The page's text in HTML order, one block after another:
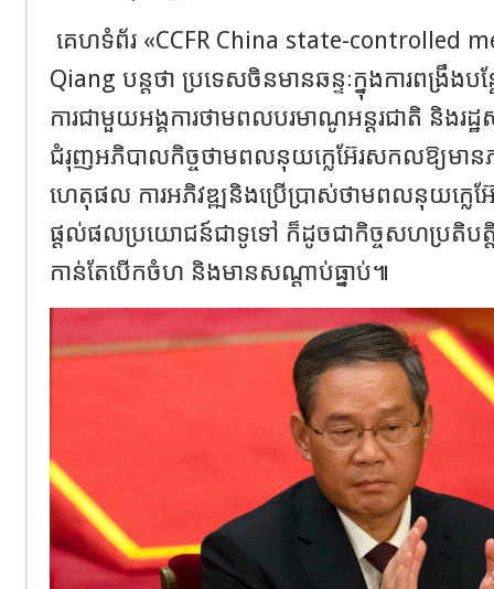
គេហទំព័រ «CCFR China state-controlled
Qiang បន្តថា ប្រទេសចិនមានឆន្ទៈក្នុងការពង្រឹង
ការជាមួយអង្គការថាមពលបរមាណូអន្តរជាតិ និងរដ្ឋ
ជំរុញអភិបាលកិច្ចថាមពលនុយក្លេអ៊ែរសកលឱ្យមា
ហេតុផល ការអភិវឌ្ឍនិងប្រើប្រាស់ថាមពលនុយក្លេ
ផ្តល់ផលប្រយោជន៍ជាទូទៅ ក៏ដូចជាកិច្ចសហប្រតិបត្តិក
កាន់តែបើកចំហ និងមានសណ្តាប់ធ្នាប់៕